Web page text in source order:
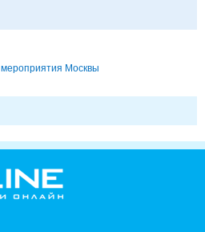
мероприятия Москвы